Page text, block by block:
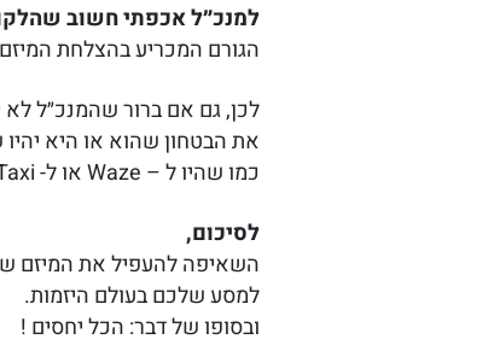
למנכ״ל אכפתי חשוב
הגורם המכריע בהצלחת
לכן, גם אם ברור שהמנכ״ל לא
את הבטחון שהוא או היא
כמו שהיו ל – Waze או ל- Get Taxi ודומיהם.
לסיכום,
השאיפה להעפיל את המיזם
למסע שלכם בעולם היזמות.
ובסופו של דבר: הכל יחסים !